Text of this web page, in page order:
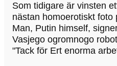
Som tidigare är vinsten
nästan homoerotiskt foto
Man, Putin himself,
Vasjego ogromnogo
"Tack för Ert enorma